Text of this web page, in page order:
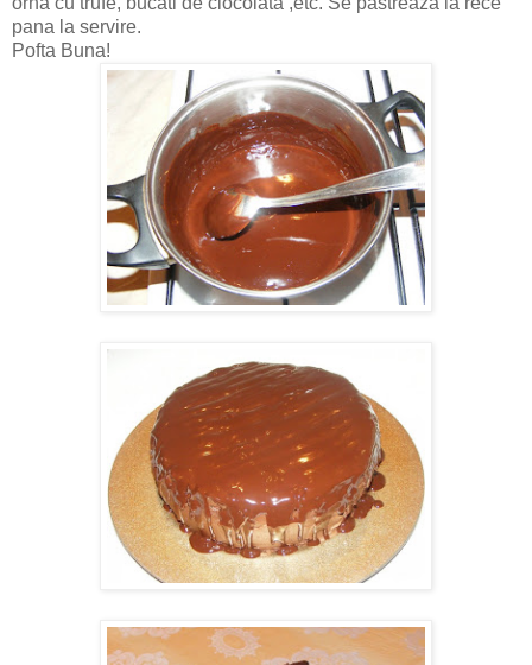
pana la servire.
Pofta Buna!